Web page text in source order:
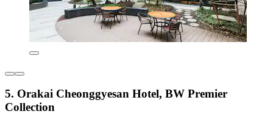
5. Orakai Cheonggyesan Hotel, BW Premier
Collection